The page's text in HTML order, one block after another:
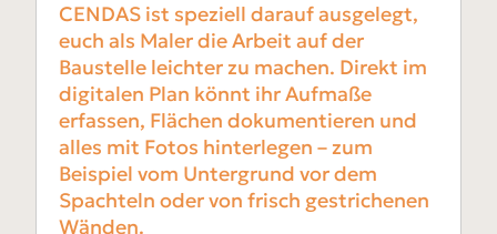
CENDAS ist speziell darauf ausgelegt,
euch als Maler die Arbeit auf der
Baustelle leichter zu machen. Direkt im
digitalen Plan könnt ihr Aufmaße
erfassen, Flächen dokumentieren und
alles mit Fotos hinterlegen – zum
Beispiel vom Untergrund vor dem
Spachteln oder von frisch gestrichenen
Wänden.